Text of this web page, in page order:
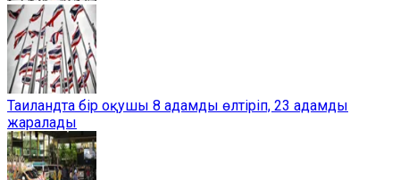
Таиландта бір оқушы 8 адамды өлтіріп, 23 адамды
жаралады